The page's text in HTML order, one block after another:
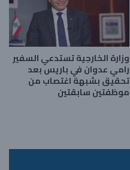
وزارة الخارجية تستدعي السفير
رامي عدوان في باريس بعد
تحقيق بشبهة اغتصاب من
موظفتين سابقتين